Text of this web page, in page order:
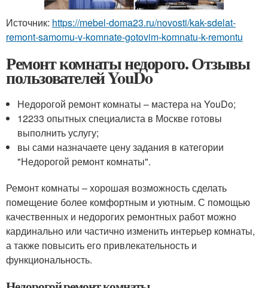
Источник: https://mebel-doma23.ru/novosti/kak-sdelat-
remont-samomu-v-komnate-gotovim-komnatu-k-remontu
Ремонт комнаты недорого. Отзывы
пользователей YouDo
Недорогой ремонт комнаты – мастера на YouDo;
12233 опытных специалиста в Москве готовы
выполнить услугу;
вы сами назначаете цену задания в категории
"Недорогой ремонт комнаты".
Ремонт комнаты – хорошая возможность сделать
помещение более комфортным и уютным. С помощью
качественных и недорогих ремонтных работ можно
кардинально или частично изменить интерьер комнаты,
а также повысить его привлекательность и
функциональность.